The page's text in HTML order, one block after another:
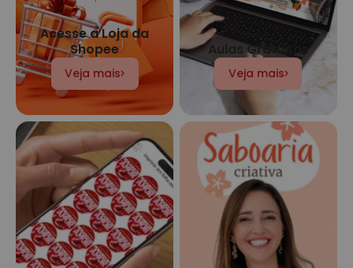
Acesse a Loja da
Shopee
Veja mais
Aulas Gratuitas
Veja mais